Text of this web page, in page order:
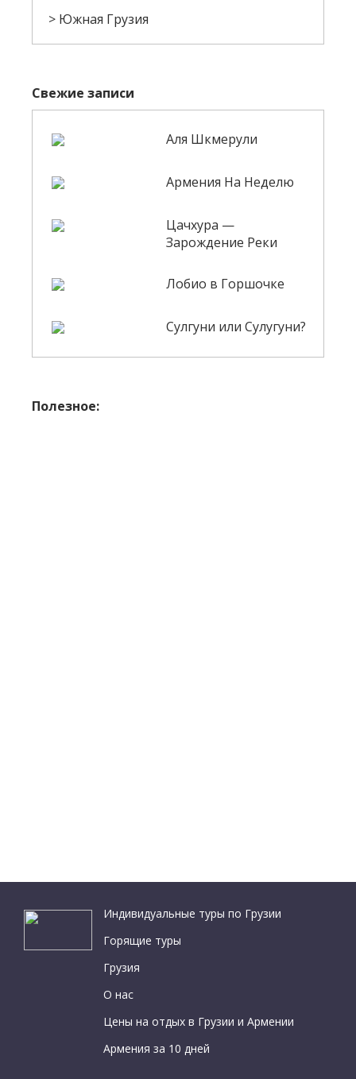
Южная Грузия
Свежие записи
Аля Шкмерули
Армения На Неделю
Цачхура —
Зарождение Реки
Лобио в Горшочке
Сулгуни или Сулугуни?
Полезное:
Индивидуальные туры по Грузии
Горящие туры
Грузия
О нас
Цены на отдых в Грузии и Армении
Армения за 10 дней